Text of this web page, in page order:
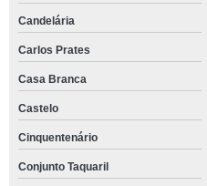
Candelária
Carlos Prates
Casa Branca
Castelo
Cinquentenário
Conjunto Taquaril